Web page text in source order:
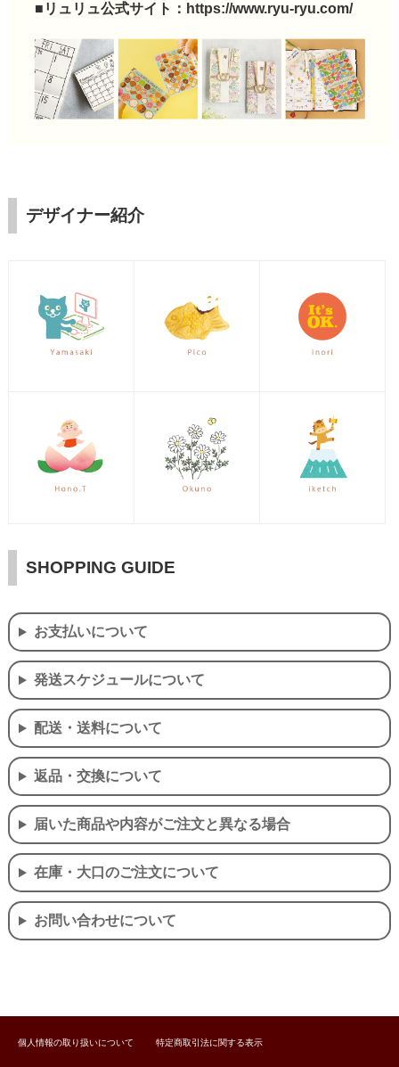
■リュリュ公式サイト： https://www.ryu-ryu.com/
デザイナー紹介
SHOPPING GUIDE
お支払いについて
発送スケジュールについて
配送・送料について
返品・交換について
届いた商品や内容がご注文と異なる場合
在庫・大口のご注文について
お問い合わせについて
個人情報の取り扱いについて 特定商取引法に関する表示